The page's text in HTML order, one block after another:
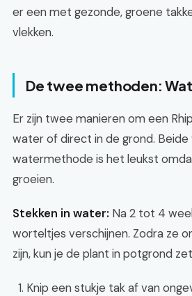
er een met gezonde, groene
vlekken.
De twee methoden:
Er zijn twee manieren om een
water of direct in de grond. Beide
watermethode is het leukst
groeien.
Stekken in water: Na 2 tot 4
worteltjes verschijnen. Zodra ze
zijn, kun je de plant in potgrond
Knip een stukje tak af van